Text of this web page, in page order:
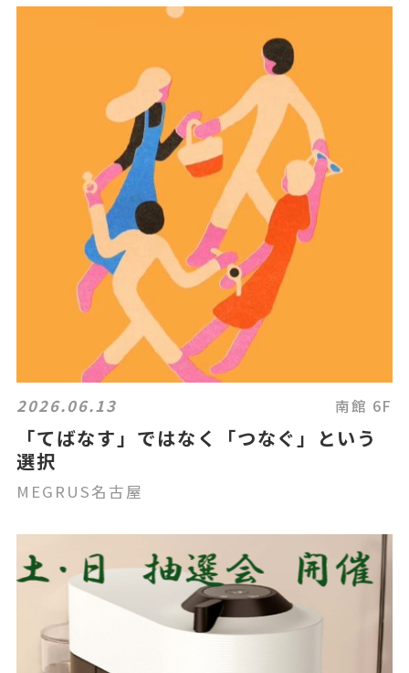
2026.06.13 南館 6F
「てばなす」ではなく「つなぐ」という
選択
MEGRUS名古屋